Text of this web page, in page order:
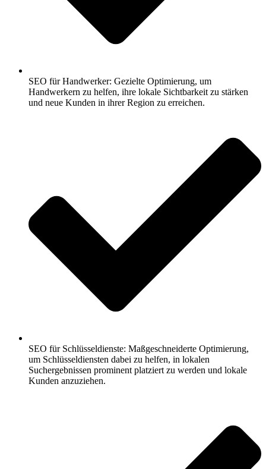
SEO für Handwerker: Gezielte Optimierung, um
Handwerkern zu helfen, ihre lokale Sichtbarkeit zu stärken
und neue Kunden in ihrer Region zu erreichen.
SEO für Schlüsseldienste: Maßgeschneiderte Optimierung,
um Schlüsseldiensten dabei zu helfen, in lokalen
Suchergebnissen prominent platziert zu werden und lokale
Kunden anzuziehen.